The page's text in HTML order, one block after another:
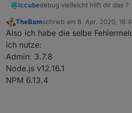
Iccubedebug vielleicht hilft dir das ?
2020-04-05
2020-04-05
2020-04-05
2020-04-05
2020-04-05
2020-04-05
2020-04-05
2020-04-05
Offline
TheBamschrieb am 6. Apr. 2020,
zuletzt editiert von
Also ich habe die selbe
ich nutze:
Admin: 3.7.8
Node.js v12.16.1
NPM 6.13.4